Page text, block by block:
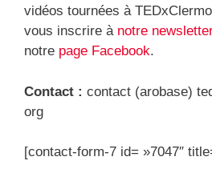
vidéos tournées à
vous inscrire à notre
notre page Facebook.
Contact : contact (arobase)
org
[contact-form-7 id= »7047″